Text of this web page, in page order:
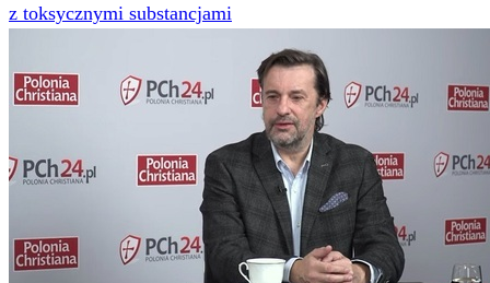
z toksycznymi substancjami